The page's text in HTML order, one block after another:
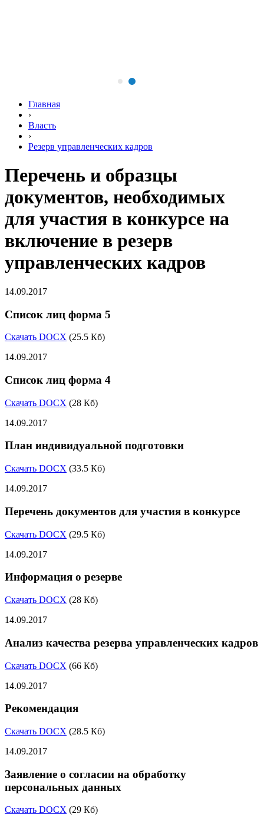
Главная
›
Власть
›
Резерв управленческих кадров
Перечень и образцы
документов, необходимых
для участия в конкурсе на
включение в резерв
управленческих кадров
14.09.2017
Список лиц форма 5
Скачать DOCX (25.5 Кб)
14.09.2017
Список лиц форма 4
Скачать DOCX (28 Кб)
14.09.2017
План индивидуальной подготовки
Скачать DOCX (33.5 Кб)
14.09.2017
Перечень документов для участия в конкурсе
Скачать DOCX (29.5 Кб)
14.09.2017
Информация о резерве
Скачать DOCX (28 Кб)
14.09.2017
Анализ качества резерва управленческих кадров
Скачать DOCX (66 Кб)
14.09.2017
Рекомендация
Скачать DOCX (28.5 Кб)
14.09.2017
Заявление о согласии на обработку
персональных данных
Скачать DOCX (29 Кб)